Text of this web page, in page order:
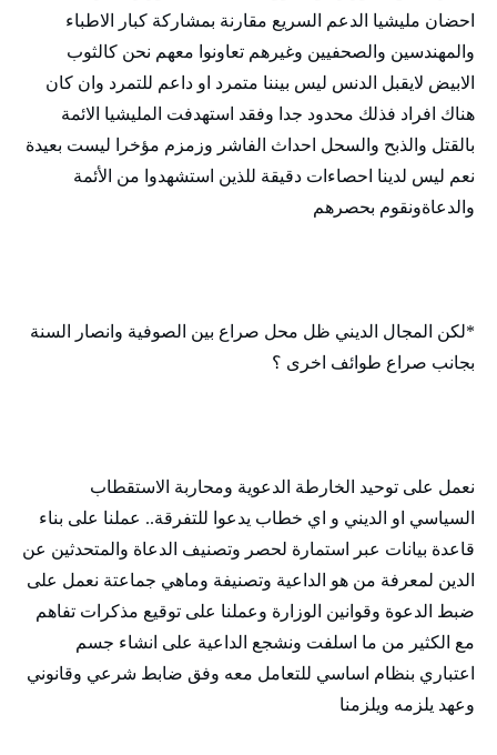
احضان مليشيا الدعم السريع مقارنة بمشاركة كبار الاطباء
والمهندسين والصحفيين وغيرهم تعاونوا معهم نحن كالثوب
الابيض لايقبل الدنس ليس بيننا متمرد او داعم للتمرد وان كان
هناك افراد فذلك محدود جدا وفقد استهدفت المليشيا الائمة
بالقتل والذبح والسحل احداث الفاشر وزمزم مؤخرا ليست بعيدة
نعم ليس لدينا احصاءات دقيقة للذين استشهدوا من الأئمة
والدعاةونقوم بحصرهم
*لكن المجال الديني ظل محل صراع بين الصوفية وانصار السنة
بجانب صراع طوائف اخرى ؟
نعمل على توحيد الخارطة الدعوية ومحاربة الاستقطاب
السياسي او الديني و اي خطاب يدعوا للتفرقة.. عملنا على بناء
قاعدة بيانات عبر استمارة لحصر وتصنيف الدعاة والمتحدثين عن
الدين لمعرفة من هو الداعية وتصنيفة وماهي جماعتة نعمل على
ضبط الدعوة وقوانين الوزارة وعملنا على توقيع مذكرات تفاهم
مع الكثير من ما اسلفت ونشجع الداعية على انشاء جسم
اعتباري بنظام اساسي للتعامل معه وفق ضابط شرعي وقانوني
وعهد يلزمه ويلزمنا